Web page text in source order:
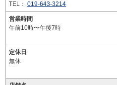
TEL： 019-643-3214
営業時間
午前10時〜午後7時
定休日
無休